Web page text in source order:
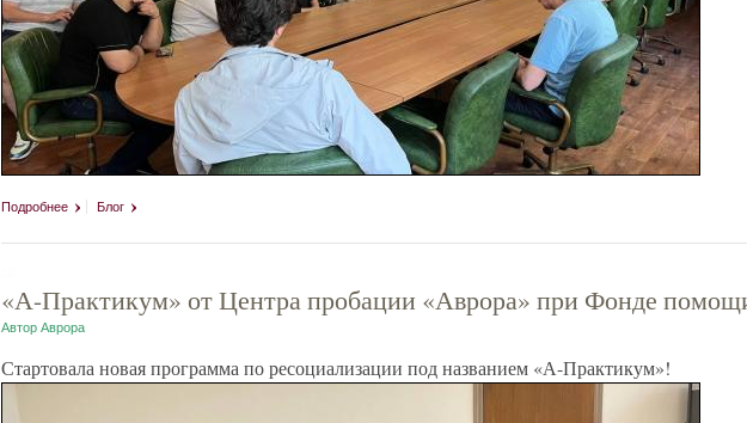
Подробнее Блог
«А-Практикум» от Центра пробации «Аврора» при Фонде
Автор Аврора
Стартовала новая программа по ресоциализации под названием «А-Практикум»!